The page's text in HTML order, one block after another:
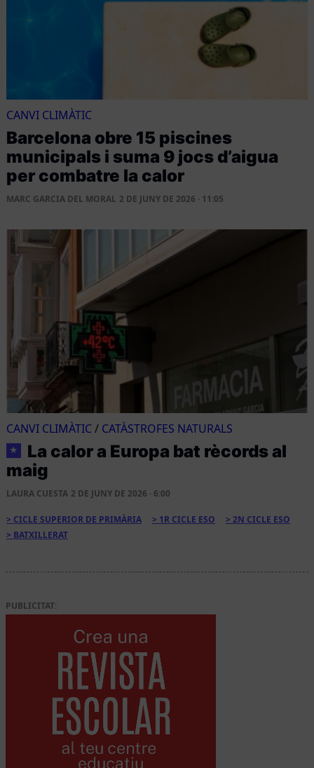
CANVI CLIMÀTIC
Barcelona obre 15 piscines
municipals i suma 9 jocs d’aigua
per combatre la calor
MARC GARCIA DEL MORAL 2 DE JUNY DE 2026 · 11:05
CANVI CLIMÀTIC / CATÀSTROFES NATURALS
★
La calor a Europa bat rècords al
maig
LAURA CUESTA 2 DE JUNY DE 2026 · 6:00
CICLE SUPERIOR DE PRIMÀRIA 1R CICLE ESO
2N CICLE ESO
BATXILLERAT
PUBLICITAT: